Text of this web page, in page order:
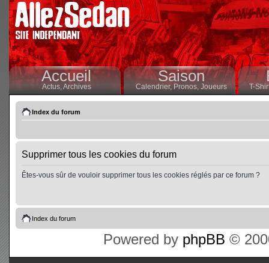
Accueil
Actus,Archives
Saison
Calendrier,Pronos, Joueurs T-
Index du forum
Supprimer tous les cookies du forum
Êtes-vous sûr de vouloir supprimer tous les cookies réglés par ce forum ?
Index du forum
Powered by phpBB ©